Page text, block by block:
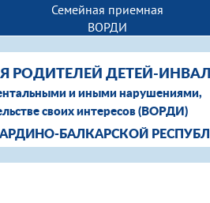
Семейная приемная
ВОРДИ
РОДИТЕЛЕЙ ДЕТЕЙ-
и иными нарушениями,
своих интересов (ВОРДИ)
БАЛКАРСКОЙ